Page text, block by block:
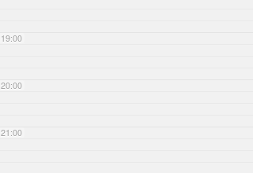
19:00
20:00
21:00